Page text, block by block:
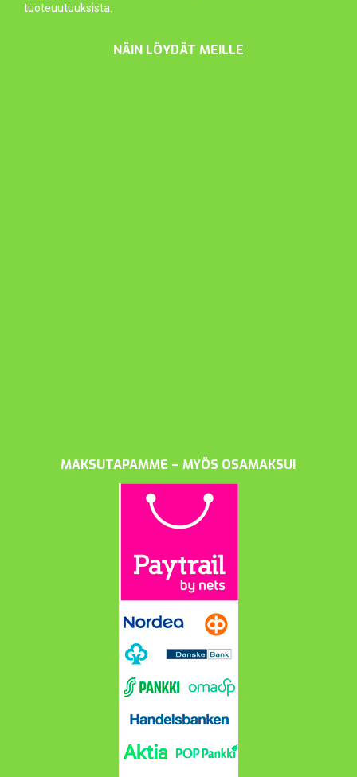
tuoteuutuuksista.
NÄIN LÖYDÄT MEILLE
MAKSUTAPAMME – MYÖS OSAMAKSU!